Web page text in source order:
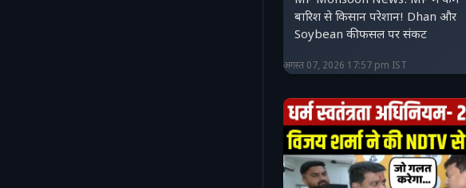
बारिश से किसान परेशान! Dhan और
Soybean की फसल पर संकट
अगस्त 07, 2026 17:57 pm IST